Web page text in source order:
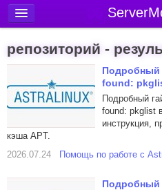
Новости
Блог
Статьи
Форум
Вход в аккаунт
репозиторий -
Подробный
found:
Подробный
found: pkglist
инструкция,
кэша APT.
2026.07.24
Помощь по работе с
Подробный